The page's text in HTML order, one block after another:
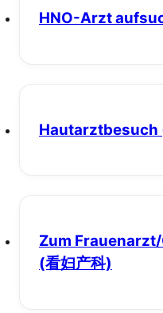
HNO-Arzt
Hautarztbesuch
Zum
(看妇产科)